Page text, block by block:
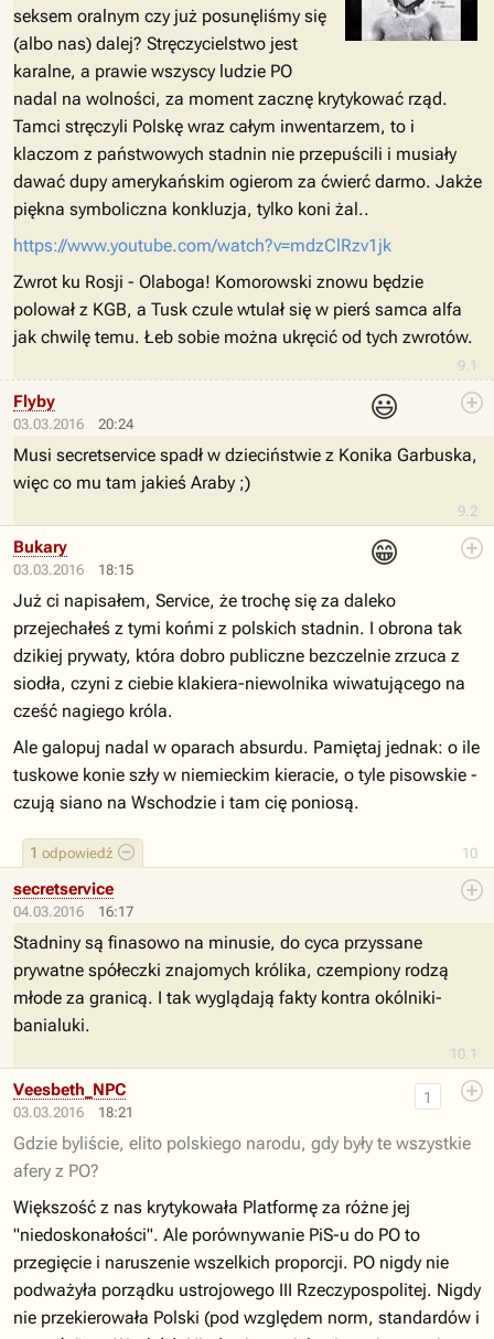
9.1
seksem oralnym czy już posunęliśmy się
(albo nas) dalej? Stręczycielstwo jest
karalne, a prawie wszyscy ludzie PO
nadal na wolności, za moment zacznę krytykować rząd.
Tamci stręczyli Polskę wraz całym inwentarzem, to i
klaczom z państwowych stadnin nie przepuścili i musiały
dawać dupy amerykańskim ogierom za ćwierć darmo. Jakże
piękna symboliczna konkluzja, tylko koni żal..
https://www.youtube.com/watch?v=mdzClRzv1jk
Zwrot ku Rosji - Olaboga! Komorowski znowu będzie
polował z KGB, a Tusk czule wtulał się w pierś samca alfa
jak chwilę temu. Łeb sobie można ukręcić od tych zwrotów.
03.03.2016 20:24
😃
9.2
Flyby
Musi secretservice spadł w dzieciństwie z Konika Garbuska,
więc co mu tam jakieś Araby ;)
03.03.2016 18:15
😁
10
1 odpowiedź
Bukary
Już ci napisałem, Service, że trochę się za daleko
przejechałeś z tymi końmi z polskich stadnin. I obrona tak
dzikiej prywaty, która dobro publiczne bezczelnie zrzuca z
siodła, czyni z ciebie klakiera-niewolnika wiwatującego na
cześć nagiego króla.
Ale galopuj nadal w oparach absurdu. Pamiętaj jednak: o ile
tuskowe konie szły w niemieckim kieracie, o tyle pisowskie -
czują siano na Wschodzie i tam cię poniosą.
04.03.2016 16:17
10.1
secretservice
Stadniny są finasowo na minusie, do cyca przyssane
prywatne spółeczki znajomych królika, czempiony rodzą
młode za granicą. I tak wyglądają fakty kontra okólniki-
banialuki.
03.03.2016 18:21
1
Veesbeth_NPC
Gdzie byliście, elito polskiego narodu, gdy były te wszystkie
afery z PO?
Większość z nas krytykowała Platformę za różne jej
"niedoskonałości". Ale porównywanie PiS-u do PO to
przegięcie i naruszenie wszelkich proporcji. PO nigdy nie
podważyła porządku ustrojowego III Rzeczypospolitej. Nigdy
nie przekierowała Polski (pod względem norm, standardów i